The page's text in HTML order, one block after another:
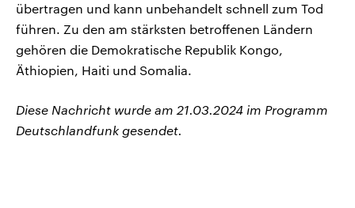
übertragen und kann unbehandelt schnell zum Tod
führen. Zu den am stärksten betroffenen Ländern
gehören die Demokratische Republik Kongo,
Äthiopien, Haiti und Somalia.
Diese Nachricht wurde am 21.03.2024 im Programm
Deutschlandfunk gesendet.